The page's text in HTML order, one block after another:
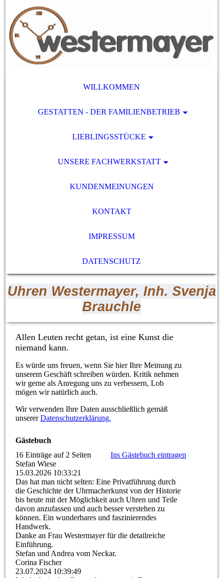
WILLKOMMEN
GESTATTEN - DER FAMILIENBETRIEB
LIEBLINGSSTÜCKE
UNSERE FACHWERKSTATT
KUNDENMEINUNGEN
KONTAKT
IMPRESSUM
DATENSCHUTZ
Uhren Westermayer, Inh. Svenja
Brauchle
Allen Leuten recht getan, ist eine Kunst die
niemand kann.
Es würde uns freuen, wenn Sie hier Ihre Meinung zu
unserem Geschäft schreiben würden. Kritik nehmen
wir gerne als Anregung uns zu verbessern, Lob
mögen wir natürlich auch.
Wir verwenden Ihre Daten ausschließlich gemäß
unsererDatenschutzerklärung.
Gästebuch
16 Einträge auf 2 Seiten
Ins Gästebuch eintragen
Stefan Wiese
15.03.2026 10:33:21
Das hat man nicht selten: Eine Privatführung durch
die Geschichte der Uhrmacherkunst von der Historie
bis heute mit der Möglichkeit auch Uhren und Teile
davon anzufassen und auch besser verstehen zu
können. Ein wunderbares und faszinierendes
Handwerk.
Danke an Frau Westermayer für die detailreiche
Einführung.
Stefan und Andrea vom Neckar.
Corina Fischer
23.07.2024 10:39:49